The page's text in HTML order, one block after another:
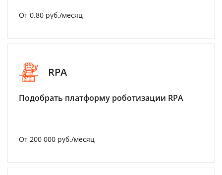
От 0.80 руб./месяц
RPA
Подобрать платформу роботизации RPA
От 200 000 руб./месяц